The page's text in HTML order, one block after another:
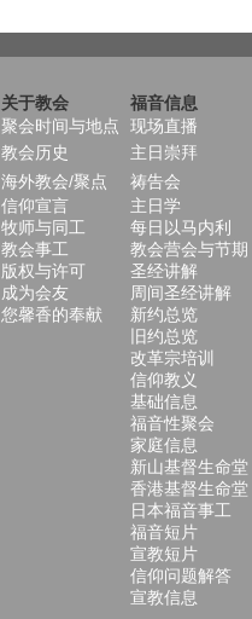
关于教会 福音信息
聚会时间与地点 现场直播
教会历史 主日崇拜
海外教会/聚点 祷告会
信仰宣言 主日学
牧师与同工 每日以马内利
教会事工 教会营会与节期
版权与许可 圣经讲解
成为会友 周间圣经讲解
您馨香的奉献 新约总览
旧约总览
改革宗培训
信仰教义
基础信息
福音性聚会
家庭信息
新山基督生命堂
香港基督生命堂
日本福音事工
福音短片
宣教短片
信仰问题解答
宣教信息